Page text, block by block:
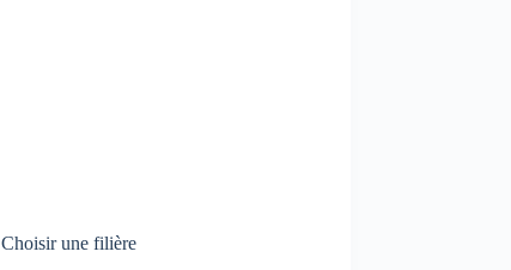
Choisir une filière